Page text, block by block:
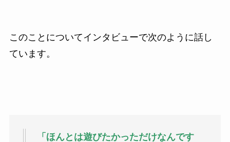
このことについてインタビューで次のように話し
ています。
「ほんとは遊びたかっただけなんです